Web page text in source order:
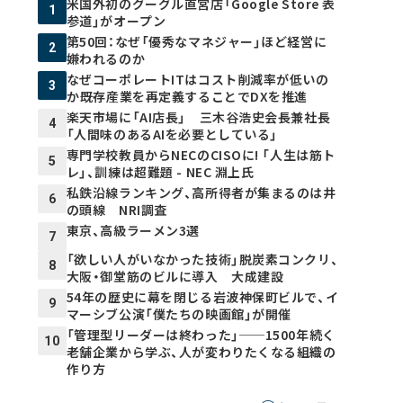
1
米国外初のグーグル直営店「Google Store 表
参道」がオープン
2
第50回：なぜ「優秀なマネジャー」ほど経営に
嫌われるのか
3
なぜコーポレートITはコスト削減率が低いの
か――既存産業を再定義することでDXを推進
4
楽天市場に「AI店長」 三木谷浩史会長兼社長
「人間味のあるAIを必要としている」
5
専門学校教員からNECのCISOに! 「人生は筋ト
レ」、訓練は超難題 - NEC 淵上氏
6
私鉄沿線ランキング、高所得者が集まるのは井
の頭線 NRI調査
7 東京、高級ラーメン3選
8
「欲しい人がいなかった技術」脱炭素コンクリ、
大阪・御堂筋のビルに導入 大成建設
9
54年の歴史に幕を閉じる岩波神保町ビルで、イ
マーシブ公演「僕たちの映画館」が開催
10
「管理型リーダーは終わった」──1500年続く
老舗企業から学ぶ、人が変わりたくなる組織の
作り方